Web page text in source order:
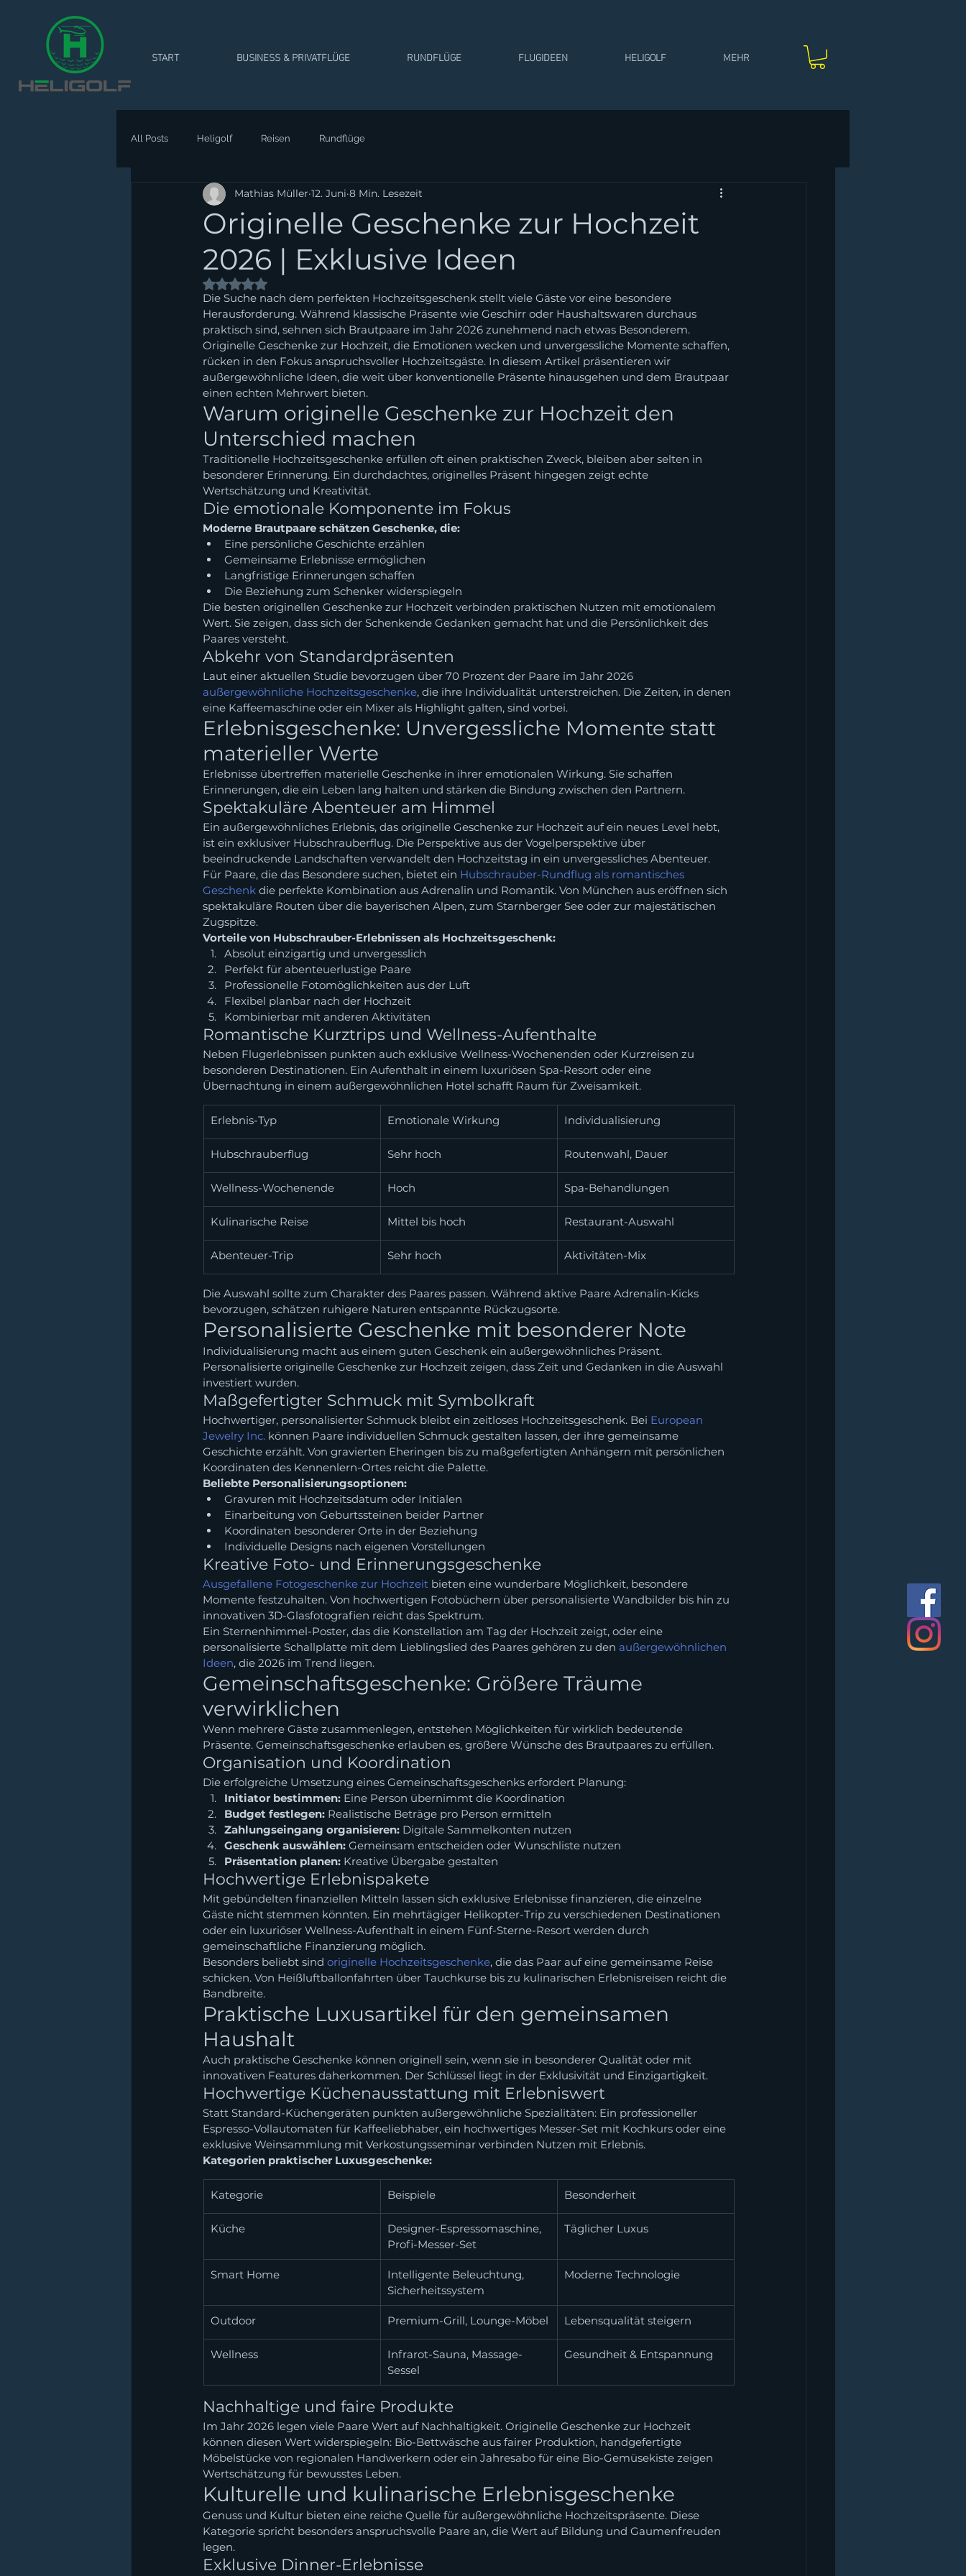
START BUSINESS & PRIVATFLÜGE RUNDFLÜGE FLUGIDEEN HELIGOLF MEHR
All Posts Heligolf Reisen Rundflüge
Originelle Geschenke zur Hochzeit
2026 | Exklusive Ideen
Mathias Müller 12. Juni 8 Min. Lesezeit
Mit NaN von 5 Sternen bewertet.
Die Suche nach dem perfekten Hochzeitsgeschenk stellt viele Gäste vor eine besondere
Herausforderung. Während klassische Präsente wie Geschirr oder Haushaltswaren durchaus
praktisch sind, sehnen sich Brautpaare im Jahr 2026 zunehmend nach etwas Besonderem.
Originelle Geschenke zur Hochzeit, die Emotionen wecken und unvergessliche Momente schaffen,
rücken in den Fokus anspruchsvoller Hochzeitsgäste. In diesem Artikel präsentieren wir
außergewöhnliche Ideen, die weit über konventionelle Präsente hinausgehen und dem Brautpaar
einen echten Mehrwert bieten.
Warum originelle Geschenke zur Hochzeit den
Unterschied machen
Traditionelle Hochzeitsgeschenke erfüllen oft einen praktischen Zweck, bleiben aber selten in
besonderer Erinnerung. Ein durchdachtes, originelles Präsent hingegen zeigt echte
Wertschätzung und Kreativität.
Die emotionale Komponente im Fokus
Moderne Brautpaare schätzen Geschenke, die:
Eine persönliche Geschichte erzählen
Gemeinsame Erlebnisse ermöglichen
Langfristige Erinnerungen schaffen
Die Beziehung zum Schenker widerspiegeln
Die besten originellen Geschenke zur Hochzeit verbinden praktischen Nutzen mit emotionalem
Wert. Sie zeigen, dass sich der Schenkende Gedanken gemacht hat und die Persönlichkeit des
Paares versteht.
Abkehr von Standardpräsenten
Laut einer aktuellen Studie bevorzugen über 70 Prozent der Paare im Jahr 2026
außergewöhnliche Hochzeitsgeschenke, die ihre Individualität unterstreichen. Die Zeiten, in denen
eine Kaffeemaschine oder ein Mixer als Highlight galten, sind vorbei.
Erlebnisgeschenke: Unvergessliche Momente statt
materieller Werte
Erlebnisse übertreffen materielle Geschenke in ihrer emotionalen Wirkung. Sie schaffen
Erinnerungen, die ein Leben lang halten und stärken die Bindung zwischen den Partnern.
Spektakuläre Abenteuer am Himmel
Ein außergewöhnliches Erlebnis, das originelle Geschenke zur Hochzeit auf ein neues Level hebt,
ist ein exklusiver Hubschrauberflug. Die Perspektive aus der Vogelperspektive über
beeindruckende Landschaften verwandelt den Hochzeitstag in ein unvergessliches Abenteuer.
Für Paare, die das Besondere suchen, bietet ein Hubschrauber-Rundflug als romantisches
Geschenk die perfekte Kombination aus Adrenalin und Romantik. Von München aus eröffnen sich
spektakuläre Routen über die bayerischen Alpen, zum Starnberger See oder zur majestätischen
Zugspitze.
Vorteile von Hubschrauber-Erlebnissen als Hochzeitsgeschenk:
Absolut einzigartig und unvergesslich
Perfekt für abenteuerlustige Paare
Professionelle Fotomöglichkeiten aus der Luft
Flexibel planbar nach der Hochzeit
Kombinierbar mit anderen Aktivitäten
Romantische Kurztrips und Wellness-Aufenthalte
Neben Flugerlebnissen punkten auch exklusive Wellness-Wochenenden oder Kurzreisen zu
besonderen Destinationen. Ein Aufenthalt in einem luxuriösen Spa-Resort oder eine
Übernachtung in einem außergewöhnlichen Hotel schafft Raum für Zweisamkeit.
Erlebnis-Typ Emotionale Wirkung Individualisierung
Hubschrauberflug Sehr hoch Routenwahl, Dauer
Wellness-Wochenende Hoch Spa-Behandlungen
Kulinarische Reise Mittel bis hoch Restaurant-Auswahl
Abenteuer-Trip Sehr hoch Aktivitäten-Mix
Die Auswahl sollte zum Charakter des Paares passen. Während aktive Paare Adrenalin-Kicks
bevorzugen, schätzen ruhigere Naturen entspannte Rückzugsorte.
Personalisierte Geschenke mit besonderer Note
Individualisierung macht aus einem guten Geschenk ein außergewöhnliches Präsent.
Personalisierte originelle Geschenke zur Hochzeit zeigen, dass Zeit und Gedanken in die Auswahl
investiert wurden.
Maßgefertigter Schmuck mit Symbolkraft
Hochwertiger, personalisierter Schmuck bleibt ein zeitloses Hochzeitsgeschenk. Bei European
Jewelry Inc. können Paare individuellen Schmuck gestalten lassen, der ihre gemeinsame
Geschichte erzählt. Von gravierten Eheringen bis zu maßgefertigten Anhängern mit persönlichen
Koordinaten des Kennenlern-Ortes reicht die Palette.
Beliebte Personalisierungsoptionen:
Gravuren mit Hochzeitsdatum oder Initialen
Einarbeitung von Geburtssteinen beider Partner
Koordinaten besonderer Orte in der Beziehung
Individuelle Designs nach eigenen Vorstellungen
Kreative Foto- und Erinnerungsgeschenke
Ausgefallene Fotogeschenke zur Hochzeit bieten eine wunderbare Möglichkeit, besondere
Momente festzuhalten. Von hochwertigen Fotobüchern über personalisierte Wandbilder bis hin zu
innovativen 3D-Glasfotografien reicht das Spektrum.
Ein Sternenhimmel-Poster, das die Konstellation am Tag der Hochzeit zeigt, oder eine
personalisierte Schallplatte mit dem Lieblingslied des Paares gehören zu den außergewöhnlichen
Ideen, die 2026 im Trend liegen.
Gemeinschaftsgeschenke: Größere Träume
verwirklichen
Wenn mehrere Gäste zusammenlegen, entstehen Möglichkeiten für wirklich bedeutende
Präsente. Gemeinschaftsgeschenke erlauben es, größere Wünsche des Brautpaares zu erfüllen.
Organisation und Koordination
Die erfolgreiche Umsetzung eines Gemeinschaftsgeschenks erfordert Planung:
Initiator bestimmen: Eine Person übernimmt die Koordination
Budget festlegen: Realistische Beträge pro Person ermitteln
Zahlungseingang organisieren: Digitale Sammelkonten nutzen
Geschenk auswählen: Gemeinsam entscheiden oder Wunschliste nutzen
Präsentation planen: Kreative Übergabe gestalten
Hochwertige Erlebnispakete
Mit gebündelten finanziellen Mitteln lassen sich exklusive Erlebnisse finanzieren, die einzelne
Gäste nicht stemmen könnten. Ein mehrtägiger Helikopter-Trip zu verschiedenen Destinationen
oder ein luxuriöser Wellness-Aufenthalt in einem Fünf-Sterne-Resort werden durch
gemeinschaftliche Finanzierung möglich.
Besonders beliebt sind originelle Hochzeitsgeschenke, die das Paar auf eine gemeinsame Reise
schicken. Von Heißluftballonfahrten über Tauchkurse bis zu kulinarischen Erlebnisreisen reicht die
Bandbreite.
Praktische Luxusartikel für den gemeinsamen
Haushalt
Auch praktische Geschenke können originell sein, wenn sie in besonderer Qualität oder mit
innovativen Features daherkommen. Der Schlüssel liegt in der Exklusivität und Einzigartigkeit.
Hochwertige Küchenausstattung mit Erlebniswert
Statt Standard-Küchengeräten punkten außergewöhnliche Spezialitäten: Ein professioneller
Espresso-Vollautomaten für Kaffeeliebhaber, ein hochwertiges Messer-Set mit Kochkurs oder eine
exklusive Weinsammlung mit Verkostungsseminar verbinden Nutzen mit Erlebnis.
Kategorien praktischer Luxusgeschenke:
Kategorie Beispiele Besonderheit
Küche
Designer-Espressomaschine,
Profi-Messer-Set
Täglicher Luxus
Smart Home
Intelligente Beleuchtung,
Sicherheitssystem
Moderne Technologie
Outdoor Premium-Grill, Lounge-Möbel Lebensqualität steigern
Wellness
Infrarot-Sauna, Massage-
Sessel
Gesundheit & Entspannung
Nachhaltige und faire Produkte
Im Jahr 2026 legen viele Paare Wert auf Nachhaltigkeit. Originelle Geschenke zur Hochzeit
können diesen Wert widerspiegeln: Bio-Bettwäsche aus fairer Produktion, handgefertigte
Möbelstücke von regionalen Handwerkern oder ein Jahresabo für eine Bio-Gemüsekiste zeigen
Wertschätzung für bewusstes Leben.
Kulturelle und kulinarische Erlebnisgeschenke
Genuss und Kultur bieten eine reiche Quelle für außergewöhnliche Hochzeitspräsente. Diese
Kategorie spricht besonders anspruchsvolle Paare an, die Wert auf Bildung und Gaumenfreuden
legen.
Exklusive Dinner-Erlebnisse